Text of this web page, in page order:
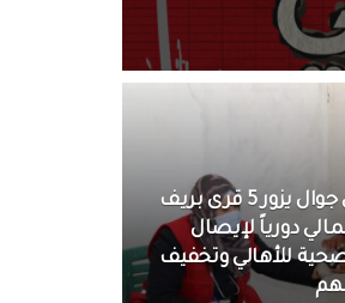
فريق طبي جوال يزور 5 قرى بريف
دورياً لإيصال
للأهالي وتخفيف